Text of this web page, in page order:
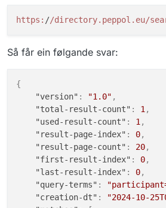
https: //directory.peppol.eu/
Så får ein følgande svar:
{
"version" : "1.0" ,
"total-result-count" : 1,
"used-result-count" : 1,
"result-page-index" : 0,
"result-page-count" : 20,
"first-result-index" : 0,
"last-result-index" : 0,
"query-terms" :
"creation-dt" : "2024-10-